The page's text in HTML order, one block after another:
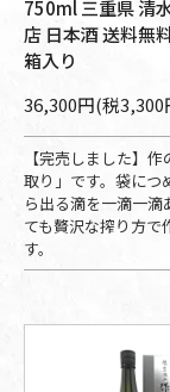
750ml 三重県 清
店 日本酒 送料無
箱入り
36,300円(税3,300
【完売しました】
取り」です。袋につ
ら出る滴を一滴一滴
ても贅沢な搾り方で
す。